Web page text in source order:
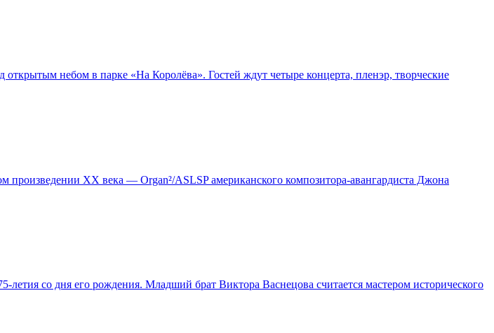
небом в парке «На Королёва». Гостей ждут четыре концерта, пленэр, творческие
произведении XX века — Organ²/ASLSP американского композитора-авангардиста Джона
со дня его рождения. Младший брат Виктора Васнецова считается мастером исторического